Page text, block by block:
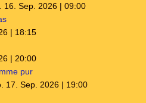
16. Sep. 2026 | 09:00
| 18:15
| 20:00
pur
17. Sep. 2026 | 19:00